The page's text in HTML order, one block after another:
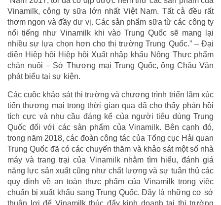
Vinamilk, công ty sữa lớn nhất Việt Nam. Tất cả đều rất
thơm ngon và đầy dư vị. Các sản phẩm sữa từ các công ty
nổi tiếng như Vinamilk khi vào Trung Quốc sẽ mang lại
nhiều sự lựa chọn hơn cho thị trường Trung Quốc.” – Đại
diện Hiệp hội Hiệp hội Xuất nhập khẩu Nông Thực phẩm
chăn nuôi – Sở Thương mại Trung Quốc, ông Châu Văn
phát biểu tại sự kiện.
Các cuộc khảo sát thị trường và chương trình triển lãm xúc
tiến thương mại trong thời gian qua đã cho thấy phản hồi
tích cực và nhu cầu đáng kể của người tiêu dùng Trung
Quốc đối với các sản phẩm của Vinamilk. Bên cạnh đó,
trong năm 2018, các đoàn công tác của Tổng cục Hải quan
Trung Quốc đã có các chuyến thăm và khảo sát một số nhà
máy và trang trại của Vinamilk nhằm tìm hiểu, đánh giá
năng lực sản xuất cũng như chất lượng và sự tuân thủ các
quy định về an toàn thực phẩm của Vinamilk trong việc
chuẩn bị xuất khẩu sang Trung Quốc. Đây là những cơ sở
thuận lợi để Vinamilk thúc đẩy kinh doanh tại thị trường